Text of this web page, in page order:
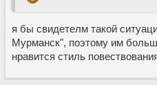
я бы свидетелм такой
Мурманск", поэтому им
нравится стиль